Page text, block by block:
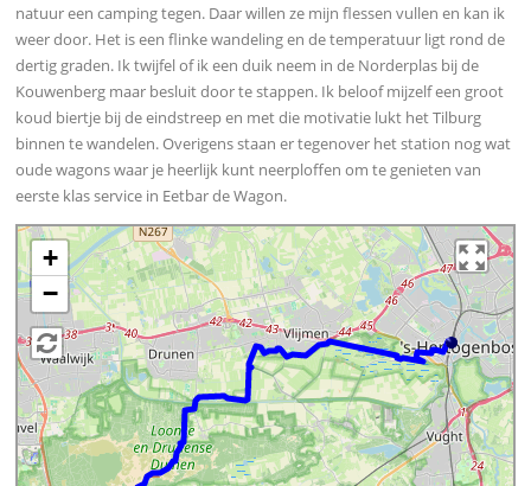
natuur een camping tegen. Daar willen ze mijn flessen vullen en kan ik
weer door. Het is een flinke wandeling en de temperatuur ligt rond de
dertig graden. Ik twijfel of ik een duik neem in de Norderplas bij de
Kouwenberg maar besluit door te stappen. Ik beloof mijzelf een groot
koud biertje bij de eindstreep en met die motivatie lukt het Tilburg
binnen te wandelen. Overigens staan er tegenover het station nog wat
oude wagons waar je heerlijk kunt neerploffen om te genieten van
eerste klas service in Eetbar de Wagon.
+
−